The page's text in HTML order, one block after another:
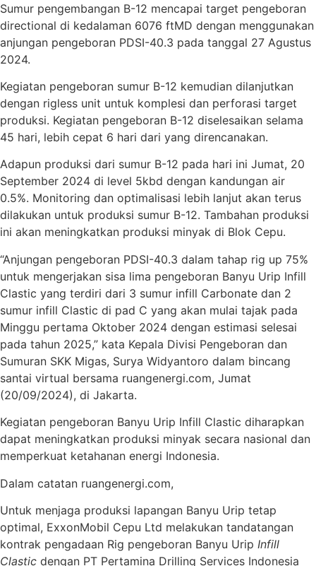
Sumur pengembangan B-12 mencapai target pengeboran
directional di kedalaman 6076 ftMD dengan menggunakan
anjungan pengeboran PDSI-40.3 pada tanggal 27 Agustus
2024.
Kegiatan pengeboran sumur B-12 kemudian dilanjutkan
dengan rigless unit untuk komplesi dan perforasi target
produksi. Kegiatan pengeboran B-12 diselesaikan selama
45 hari, lebih cepat 6 hari dari yang direncanakan.
Adapun produksi dari sumur B-12 pada hari ini Jumat, 20
September 2024 di level 5kbd dengan kandungan air
0.5%. Monitoring dan optimalisasi lebih lanjut akan terus
dilakukan untuk produksi sumur B-12. Tambahan produksi
ini akan meningkatkan produksi minyak di Blok Cepu.
“Anjungan pengeboran PDSI-40.3 dalam tahap rig up 75%
untuk mengerjakan sisa lima pengeboran Banyu Urip Infill
Clastic yang terdiri dari 3 sumur infill Carbonate dan 2
sumur infill Clastic di pad C yang akan mulai tajak pada
Minggu pertama Oktober 2024 dengan estimasi selesai
pada tahun 2025,” kata Kepala Divisi Pengeboran dan
Sumuran SKK Migas, Surya Widyantoro dalam bincang
santai virtual bersama ruangenergi.com, Jumat
(20/09/2024), di Jakarta.
Kegiatan pengeboran Banyu Urip Infill Clastic diharapkan
dapat meningkatkan produksi minyak secara nasional dan
memperkuat ketahanan energi Indonesia.
Dalam catatan ruangenergi.com,
Untuk menjaga produksi lapangan Banyu Urip tetap
optimal, ExxonMobil Cepu Ltd melakukan tandatangan
kontrak pengadaan Rig pengeboran Banyu Urip Infill
Clastic dengan PT Pertamina Drilling Services Indonesia